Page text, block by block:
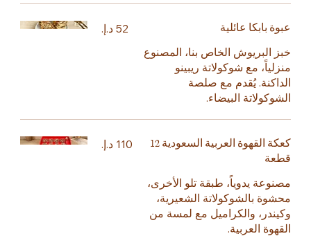
عبوة بابكا عائلية
خبز البريوش الخاص بنا، المصنوع
منزلياً، مع شوكولاتة ريبينو
الداكنة. يُقدم مع صلصة
الشوكولاتة البيضاء.
كعكة القهوة العربية السعودية 12
قطعة
مصنوعة يدوياً، طبقة تلو الأخرى،
محشوة بالشوكولاتة الشعيرية،
وكيندر، والكراميل مع لمسة من
القهوة العربية.